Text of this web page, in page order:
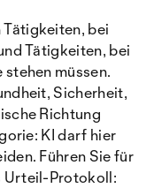
Tätigkeiten, bei
Tätigkeiten, bei
müssen.
Sicherheit,
Richtung
KI darf hier
Führen Sie für
Urteil-Protokoll: